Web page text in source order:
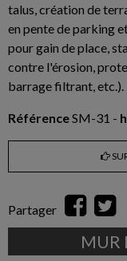
talus, création de
en pente de parking
pour gain de place,
contre l'érosion,
barrage filtrant, etc.).
RéférenceSM-31 -
Partager
MUR